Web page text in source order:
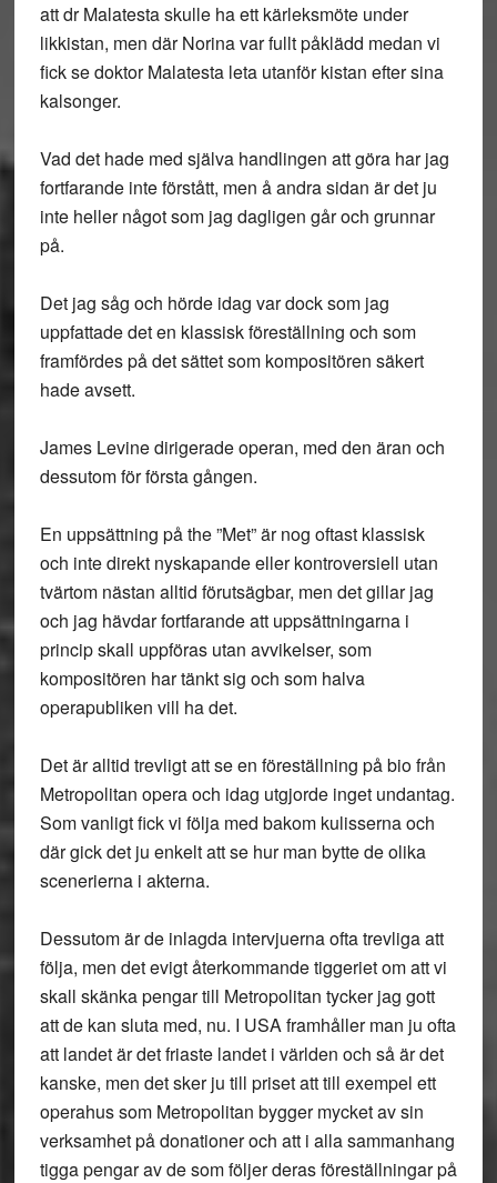
att dr Malatesta skulle ha ett kärleksmöte under
likkistan, men där Norina var fullt påklädd medan vi
fick se doktor Malatesta leta utanför kistan efter sina
kalsonger.
Vad det hade med själva handlingen att göra har jag
fortfarande inte förstått, men å andra sidan är det ju
inte heller något som jag dagligen går och grunnar
på.
Det jag såg och hörde idag var dock som jag
uppfattade det en klassisk föreställning och som
framfördes på det sättet som kompositören säkert
hade avsett.
James Levine dirigerade operan, med den äran och
dessutom för första gången.
En uppsättning på the ”Met” är nog oftast klassisk
och inte direkt nyskapande eller kontroversiell utan
tvärtom nästan alltid förutsägbar, men det gillar jag
och jag hävdar fortfarande att uppsättningarna i
princip skall uppföras utan avvikelser, som
kompositören har tänkt sig och som halva
operapubliken vill ha det.
Det är alltid trevligt att se en föreställning på bio från
Metropolitan opera och idag utgjorde inget undantag.
Som vanligt fick vi följa med bakom kulisserna och
där gick det ju enkelt att se hur man bytte de olika
scenerierna i akterna.
Dessutom är de inlagda intervjuerna ofta trevliga att
följa, men det evigt återkommande tiggeriet om att vi
skall skänka pengar till Metropolitan tycker jag gott
att de kan sluta med, nu. I USA framhåller man ju ofta
att landet är det friaste landet i världen och så är det
kanske, men det sker ju till priset att till exempel ett
operahus som Metropolitan bygger mycket av sin
verksamhet på donationer och att i alla sammanhang
tigga pengar av de som följer deras föreställningar på